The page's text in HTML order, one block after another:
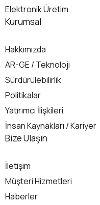
Elektronik Üretim
Kurumsal
Hakkımızda
AR-GE / Teknoloji
Sürdürülebilirlik
Politikalar
Yatırımcı İlişkileri
İnsan Kaynakları / Kariyer
İletişim
Bize Ulaşın
İletişim
Müşteri Hizmetleri
Haberler